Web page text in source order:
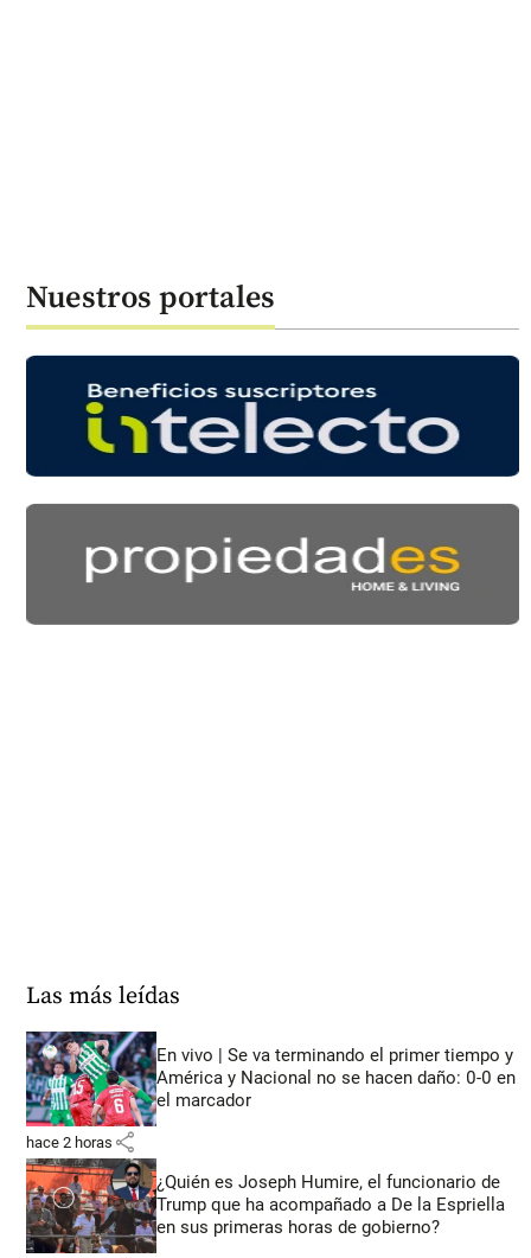
Nuestros portales
Las más leídas
En vivo | Se va terminando el primer tiempo y
América y Nacional no se hacen daño: 0-0 en
el marcador
hace 2 horas share
¿Quién es Joseph Humire, el funcionario de
Trump que ha acompañado a De la Espriella
en sus primeras horas de gobierno?